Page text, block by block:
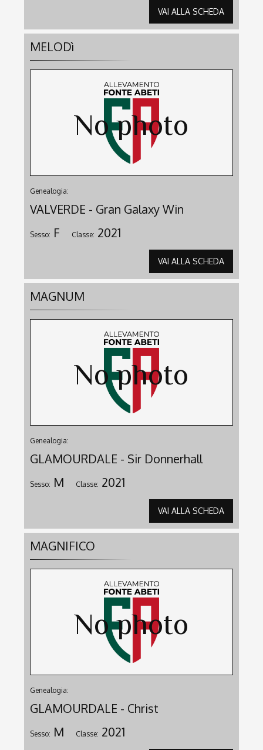
VAI ALLA SCHEDA
MELODì
Genealogia:
VALVERDE - Gran Galaxy Win
Sesso: F Classe: 2021
VAI ALLA SCHEDA
MAGNUM
Genealogia:
GLAMOURDALE - Sir Donnerhall
Sesso: M Classe: 2021
VAI ALLA SCHEDA
MAGNIFICO
Genealogia:
GLAMOURDALE - Christ
Sesso: M Classe: 2021